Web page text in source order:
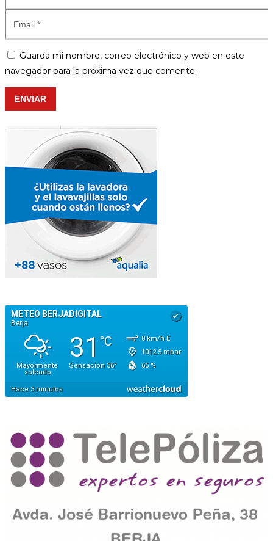
Guarda mi nombre, correo electrónico y web en este
navegador para la próxima vez que comente.
ENVIAR